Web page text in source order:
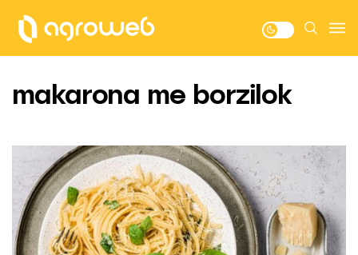
makarona me borzilok